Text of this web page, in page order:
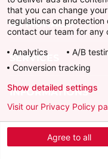
AS MONACO
SERVICES
INFORMATIONS
Télécharger l'AS
that you can change
regulations on
contact our team for any
Analytics
A/B
Conversion tracking
Agree to all
Show detailed settings
Visit our Privacy Policy